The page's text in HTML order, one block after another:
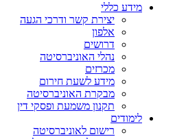
מידע כללי
יצירת קשר ודרכי הגעה
אלפון
דרושים
נהלי האוניברסיטה
מכרזים
מידע לשעת חירום
מבקרת האוניברסיטה
תקנון משמעת ופסקי דין
לימודים
רישום לאוניברסיטה